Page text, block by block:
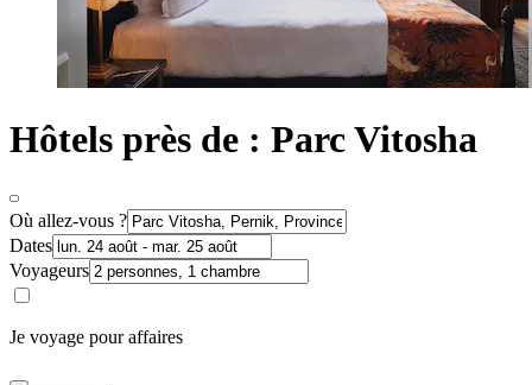
Hôtels près de : Parc Vitosha
Où allez-vous ?
Dates
Voyageurs
Je voyage pour affaires